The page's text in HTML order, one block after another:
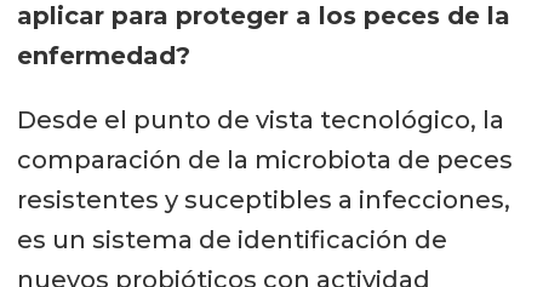
aplicar para proteger a los peces de la
enfermedad?
Desde el punto de vista tecnológico, la
comparación de la microbiota de peces
resistentes y suceptibles a infecciones,
es un sistema de identificación de
nuevos probióticos con actividad